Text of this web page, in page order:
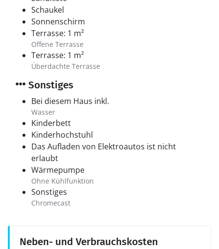
Schaukel
Sonnenschirm
Terrasse: 1 m²
Offene Terrasse
Terrasse: 1 m²
Überdachte Terrasse
Sonstiges
Bei diesem Haus inkl.
Wasser
Kinderbett
Kinderhochstuhl
Das Aufladen von Elektroautos ist nicht
erlaubt
Wärmepumpe
Ohne Kühlfunktion
Sonstiges
Chromecast
Neben- und Verbrauchskosten